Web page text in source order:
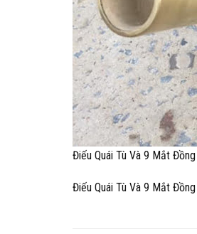
Điếu Quái Tù Và 9 Mắt
Điếu Quái Tù Và 9 Mắt